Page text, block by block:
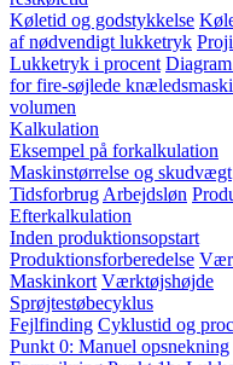
Køletid og godstykkelse
af nødvendigt lukketryk
Lukketryk i procent
for fire-søjlede
volumen
Kalkulation
Eksempel på forkalkulation
Maskinstørrelse og skudvægt
Tidsforbrug Arbejdsløn
Efterkalkulation
Inden produktionsopstart
Produktionsforberedelse
Maskinkort Værktøjshøjde
Sprøjtestøbecyklus
Fejlfinding Cyklustid og
Punkt 0: Manuel opsnekning